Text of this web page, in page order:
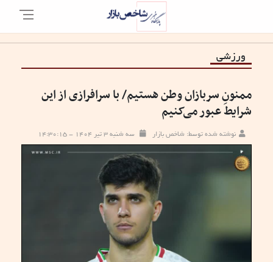
ورزشی
ممنونِ سربازان وطن هستیم/ با سرافرازی از این
شرایط عبور می‌کنیم
نوشته شده توسط: شاخص بازار سه شنبه ۳ تیر ۱۴۰۴ - ۱۴:۳۰:۱۵